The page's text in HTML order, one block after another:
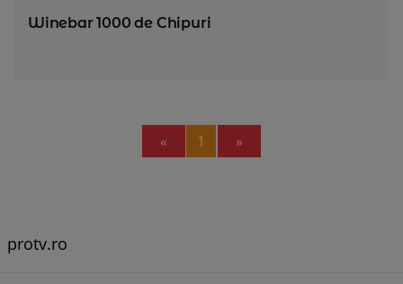
Winebar 1000 de Chipuri
« Previous
1 »
protv.ro